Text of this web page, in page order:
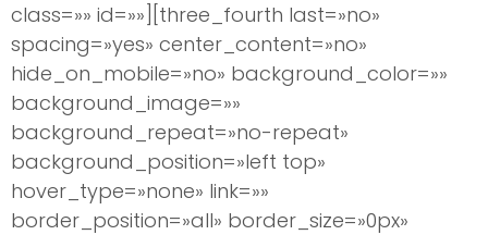
class=»» id=»»][three_fourth last=»no»
spacing=»yes» center_content=»no»
hide_on_mobile=»no» background_color=»»
background_image=»»
background_repeat=»no-repeat»
background_position=»left top»
hover_type=»none» link=»»
border_position=»all» border_size=»0px»